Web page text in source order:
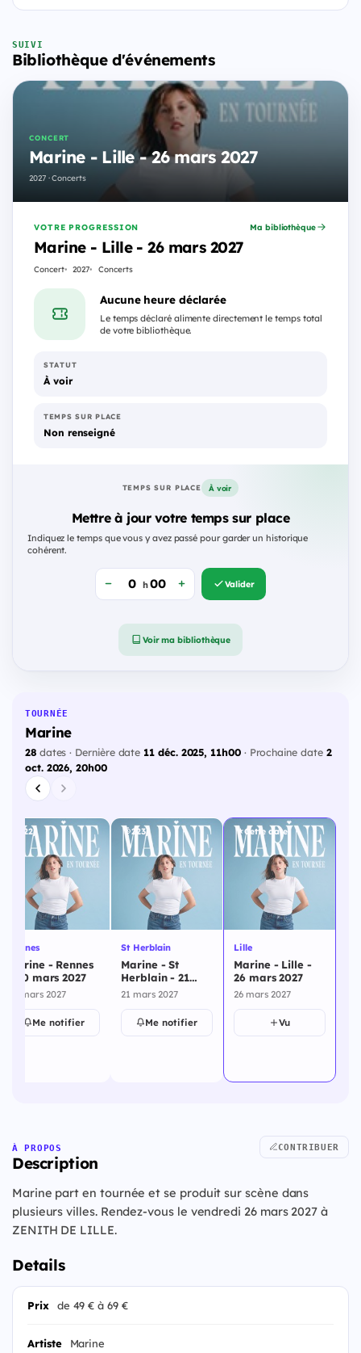
SUIVI
Bibliothèque d'événements
CONCERT
Marine - Lille - 26 mars 2027
2027 · Concerts
VOTRE PROGRESSION
Marine - Lille - 26 mars 2027
Concert 2027 Concerts
Ma bibliothèque
Aucune heure déclarée
Le temps déclaré alimente directement le temps total
de votre bibliothèque.
STATUT
À voir
TEMPS SUR PLACE
Non renseigné
TEMPS SUR PLACE À voir
Mettre à jour votre temps sur place
Indiquez le temps que vous y avez passé pour garder un historique
cohérent.
h Valider
Voir ma bibliothèque
TOURNÉE
Marine
28dates · Dernière date 11 déc. 2025, 11h00· Prochaine date 2
oct. 2026, 20h00
222j
Rennes
Marine - Rennes
- 20 mars 2027
20 mars 2027
Me notifier
223j
St Herblain
Marine - St
Herblain - 21
mars 2027
21 mars 2027
Me notifier
Cette date
Lille
Marine - Lille -
26 mars 2027
26 mars 2027
Vu
À PROPOS
Description
CONTRIBUER
Marine part en tournée et se produit sur scène dans
plusieurs villes. Rendez-vous le vendredi 26 mars 2027 à
ZENITH DE LILLE.
Details
Prix de 49 € à 69 €
Artiste Marine